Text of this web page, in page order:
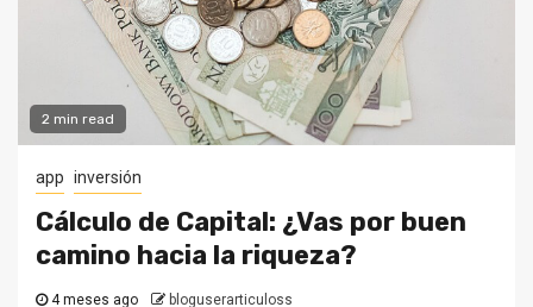
2 min read
app inversión
Cálculo de Capital: ¿Vas por buen
camino hacia la riqueza?
4 meses ago bloguserarticuloss